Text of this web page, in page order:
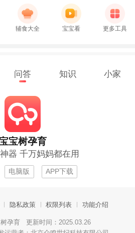
辅食大全 宝宝看 更多工具
问答 知识 小家
宝树孕育
器 千万妈妈都在用
电脑版 APP下载
隐私政策 权限列表 功能介绍
孕育 更新时间：2025.03.26